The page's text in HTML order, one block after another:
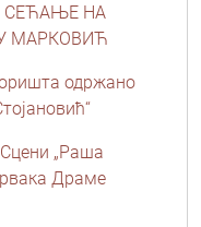
СЕЋАЊЕ НА
МАРКОВИЋ
одржано
„Раша
Драме